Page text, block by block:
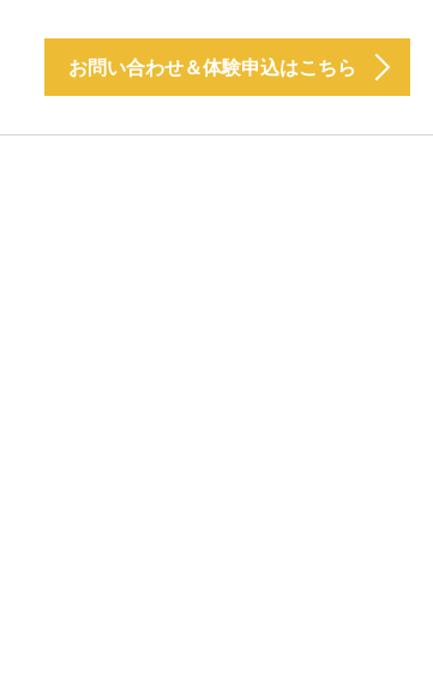
お問い合わせ＆体験申込はこちら